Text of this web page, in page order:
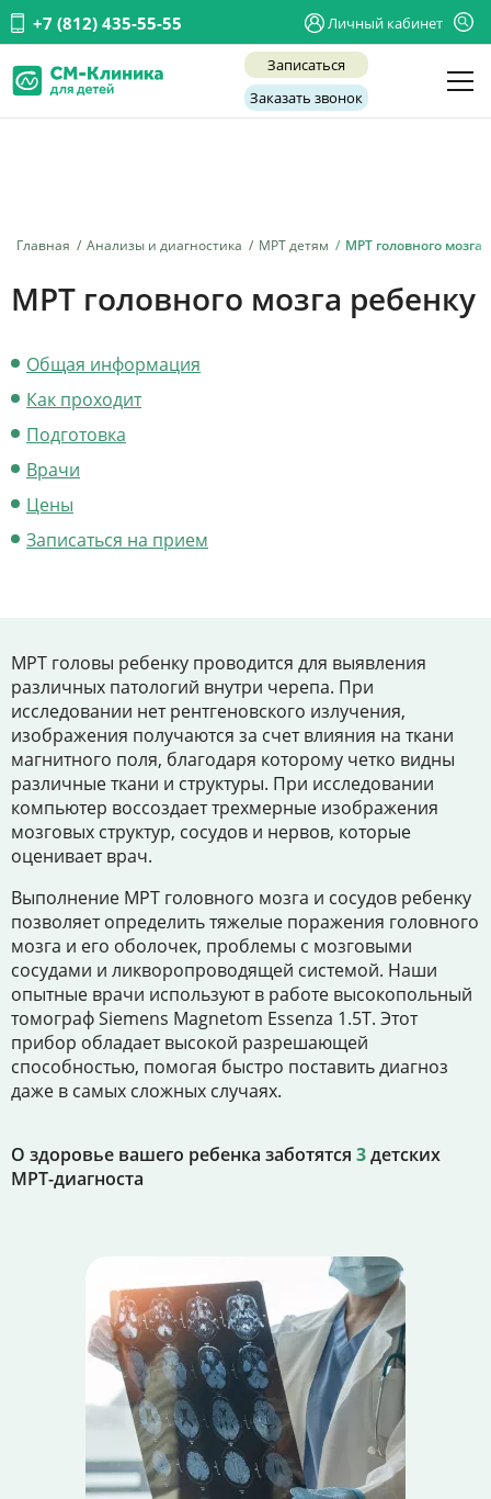
+7 (812) 435-55-55 Личный кабинет
Записаться
Заказать звонок
Главная Анализы и диагностика МРТ детям МРТ головного мозга
МРТ головного мозга ребенку
Общая информация
Как проходит
Подготовка
Врачи
Цены
Записаться на прием
МРТ головы ребенку проводится для выявления
различных патологий внутри черепа. При
исследовании нет рентгеновского излучения,
изображения получаются за счет влияния на ткани
магнитного поля, благодаря которому четко видны
различные ткани и структуры. При исследовании
компьютер воссоздает трехмерные изображения
мозговых структур, сосудов и нервов, которые
оценивает врач.
Выполнение МРТ головного мозга и сосудов ребенку
позволяет определить тяжелые поражения головного
мозга и его оболочек, проблемы с мозговыми
сосудами и ликворопроводящей системой. Наши
опытные врачи используют в работе высокопольный
томограф Siemens Magnetom Essenza 1.5T. Этот
прибор обладает высокой разрешающей
способностью, помогая быстро поставить диагноз
даже в самых сложных случаях.
О здоровье вашего ребенка заботятся 3детских
МРТ-диагноста
Услуги
О нас
Акции
Контакты
+7 (812) 435-55-55
Записаться на приём